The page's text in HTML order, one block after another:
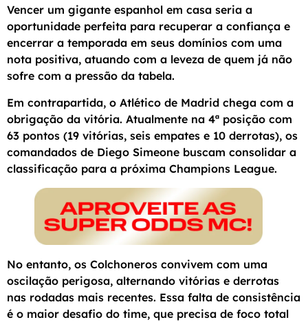
Vencer um gigante espanhol em casa seria a
oportunidade perfeita para recuperar a confiança e
encerrar a temporada em seus domínios com uma
nota positiva, atuando com a leveza de quem já não
sofre com a pressão da tabela.
Em contrapartida, o Atlético de Madrid chega com a
obrigação da vitória. Atualmente na 4ª posição com
63 pontos (19 vitórias, seis empates e 10 derrotas), os
comandados de Diego Simeone buscam consolidar a
classificação para a próxima Champions League.
No entanto, os Colchoneros convivem com uma
oscilação perigosa, alternando vitórias e derrotas
nas rodadas mais recentes. Essa falta de consistência
é o maior desafio do time, que precisa de foco total